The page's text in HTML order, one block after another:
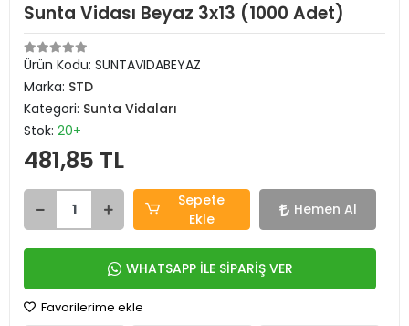
Sunta Vidası Beyaz 3x13 (1000 Adet)
Ürün Kodu: SUNTAVIDABEYAZ
Marka: STD
Kategori: Sunta Vidaları
Stok: 20+
481,85 TL
Sepete
Ekle
Hemen Al
WHATSAPP İLE SİPARİŞ VER
Favorilerime ekle